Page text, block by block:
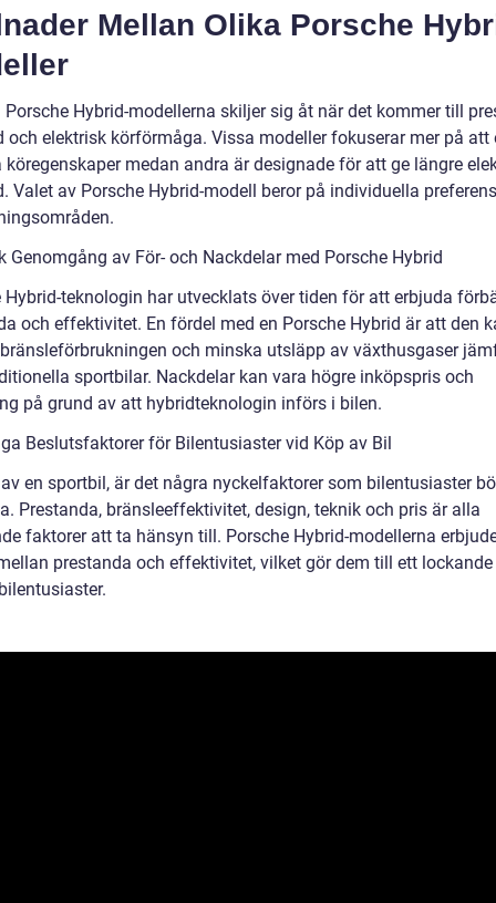
Mellan Olika Porsche
Porsche Hybrid-modellerna skiljer sig åt när det kommer till
och elektrisk körförmåga. Vissa modeller fokuserar mer på att
köregenskaper medan andra är designade för att ge längre
Valet av Porsche Hybrid-modell beror på individuella
Genomgång av För- och Nackdelar med Porsche Hybrid
Hybrid-teknologin har utvecklats över tiden för att erbjuda
och effektivitet. En fördel med en Porsche Hybrid är att den
och minska utsläpp av växthusgaser
sportbilar. Nackdelar kan vara högre inköpspris och
på grund av att hybridteknologin införs i bilen.
Beslutsfaktorer för Bilentusiaster vid Köp av Bil
en sportbil, är det några nyckelfaktorer som bilentusiaster
Prestanda, bränsleeffektivitet, design, teknik och pris är alla
faktorer att ta hänsyn till. Porsche Hybrid-modellerna
prestanda och effektivitet, vilket gör dem till ett